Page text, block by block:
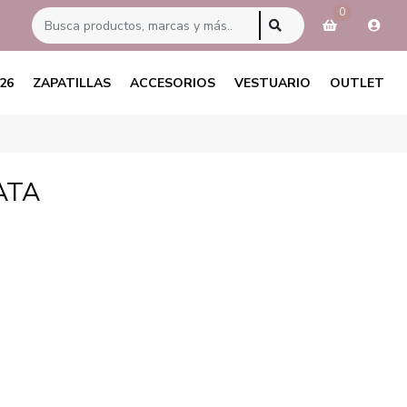
0
ZAPATILLAS ACCESORIOS VESTUARIO OUTLET